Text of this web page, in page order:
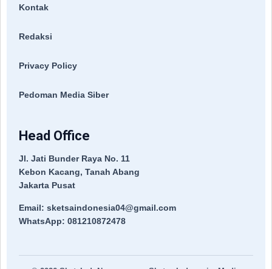
Kontak
Redaksi
Privacy Policy
Pedoman Media Siber
Head Office
Jl. Jati Bunder Raya No. 11
Kebon Kacang, Tanah Abang
Jakarta Pusat
Email: sketsaindonesia04@gmail.com
WhatsApp: 081210872478